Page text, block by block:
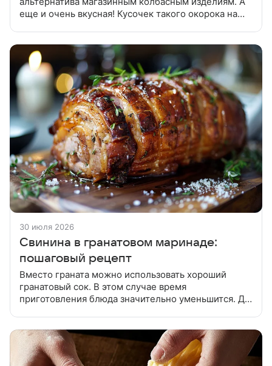
еще и очень вкусная! Кусочек такого окорока на
30 июля 2026
Свинина в гранатовом маринаде:
пошаговый рецепт
Вместо граната можно использовать хороший
гранатовый сок. В этом случае время
приготовления блюда значительно уменьшится. Да